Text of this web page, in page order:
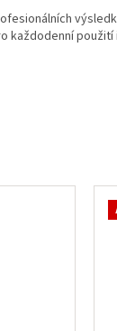
každodenní použití